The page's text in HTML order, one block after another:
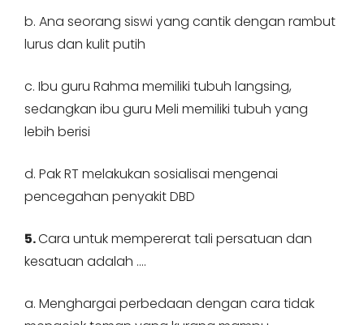
b. Ana seorang siswi yang cantik dengan rambut
lurus dan kulit putih
c. Ibu guru Rahma memiliki tubuh langsing,
sedangkan ibu guru Meli memiliki tubuh yang
lebih berisi
d. Pak RT melakukan sosialisai mengenai
pencegahan penyakit DBD
5.Cara untuk mempererat tali persatuan dan
kesatuan adalah ….
a. Menghargai perbedaan dengan cara tidak